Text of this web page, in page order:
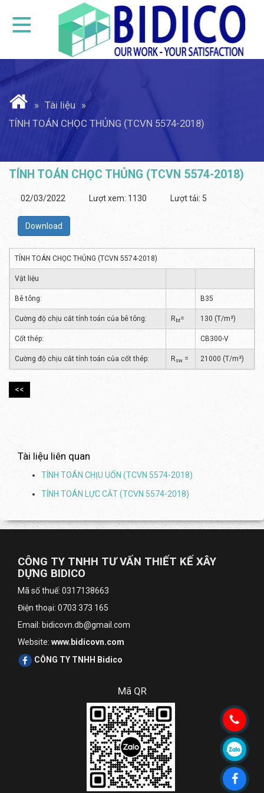
Tài liệu
TÍNH TOÁN CHỌC THỦNG (TCVN 5574-2018)
TÍNH TOÁN CHỌC THỦNG (TCVN 5574-2018)
02/03/2022 Lượt xem: 1130 Lượt tải: 5
Download
TÍNH TOÁN CHỌC THỦNG (TCVN 5574-2018)
Vật liệu
Bê tông: B35
Cường độ chịu cắt tính toán của bê tông: R bt= 130 (T/m²)
Cốt thép: CB300-V
Cường độ chịu cắt tính toán của cốt thép: R sw = 21000 (T/m²)
<<
Tài liệu liên quan
TÍNH TOÁN CHỊU UỐN (TCVN 5574-2018)
TÍNH TOÁN LỰC CẮT (TCVN 5574-2018)
CÔNG TY TNHH TƯ VẤN THIẾT KẾ XÂY
DỰNG BIDICO
Mã số thuế: 0317138663
Điện thoại: 0703 373 165
Email: bidicovn.db@gmail.com
Website: www.bidicovn.com
CÔNG TY TNHH Bidico
Mã QR